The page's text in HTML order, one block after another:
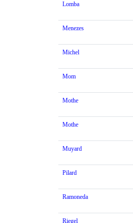
Lomba
Menezes
Michel
Mom
Mothe
Mothe
Muyard
Pilard
Ramoneda
Riegel